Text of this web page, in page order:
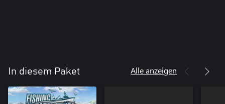
In diesem Paket Alle anzeigen